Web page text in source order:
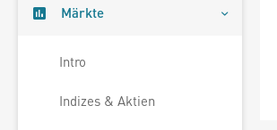
Märkte
Intro
Indizes & Aktien